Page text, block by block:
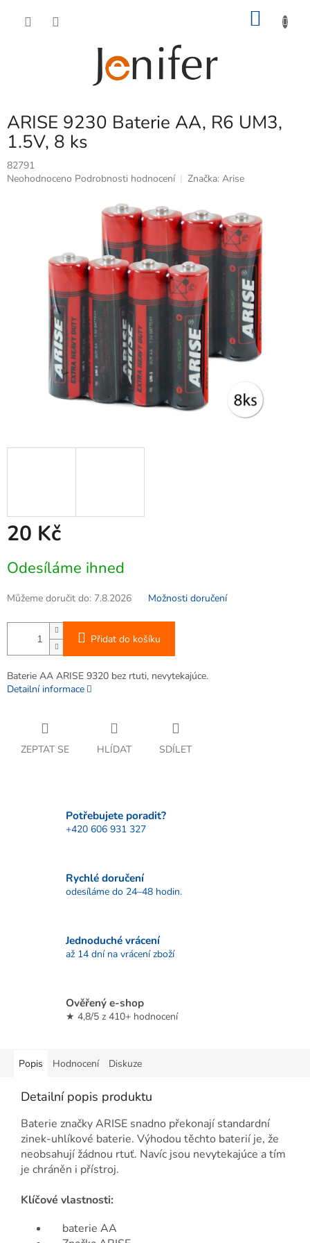
ARISE 9230 Baterie AA, R6 UM3,
1.5V, 8 ks
82791
Průměrné
Neohodnoceno Podrobnosti hodnocení Značka: Arise
20 Kč
cena:
Odesíláme ihned
Můžeme doručit do: 7.8.2026 Možnosti doručení
Přidat do košíku
Baterie AA ARISE 9320 bez rtuti, nevytekajúce.
Detailní informace
ZEPTAT SE HLÍDAT SDÍLET
Potřebujete poradit?
+420 606 931 327
Rychlé doručení
odesíláme do 24–48 hodin.
Jednoduché vrácení
až 14 dní na vrácení zboží
Ověřený e-shop
★ 4,8/5 z 410+ hodnocení
Popis Hodnocení Diskuze
Detailní popis produktu
Baterie značky ARISE snadno překonají standardní
zinek-uhlíkové baterie. Výhodou těchto baterií je, že
neobsahují žádnou rtuť. Navíc jsou nevytekajúce a tím
je chráněn i přístroj.
Klíčové vlastnosti:
baterie AA